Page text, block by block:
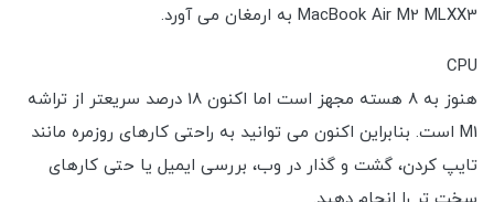
MacBook Air M2 MLXX3 به ارمغان می آورد.
CPU
هنوز به 8 هسته مجهز است اما اکنون 18 درصد سریعتر از تراشه
M1 است. بنابراین اکنون می توانید به راحتی کارهای روزمره مانند
تایپ کردن، گشت و گذار در وب، بررسی ایمیل یا حتی کارهای